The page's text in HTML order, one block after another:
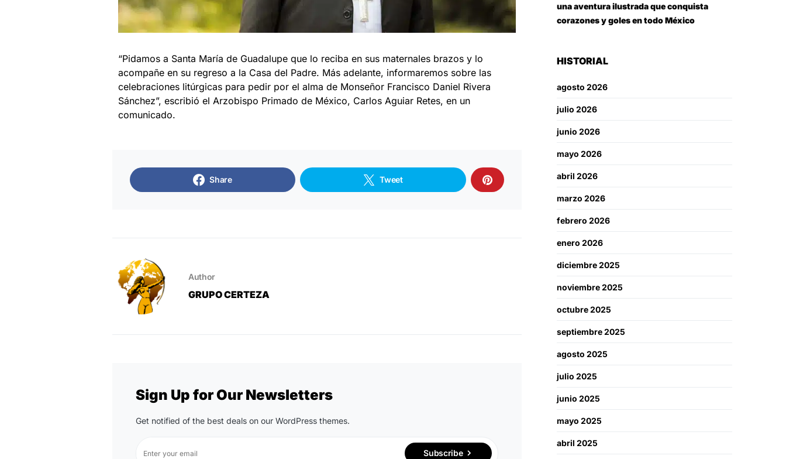
“Pidamos a Santa María de Guadalupe que lo reciba en sus maternales brazos y lo
acompañe en su regreso a la Casa del Padre. Más adelante, informaremos sobre las
celebraciones litúrgicas para pedir por el alma de Monseñor Francisco Daniel Rivera
Sánchez”, escribió el Arzobispo Primado de México, Carlos Aguiar Retes, en un
comunicado.
Share Tweet
Author
GRUPO CERTEZA
Sign Up for Our Newsletters
Get notified of the best deals on our WordPress themes.
Subscribe
una aventura ilustrada que conquista
corazones y goles en todo México
HISTORIAL
agosto 2026
julio 2026
junio 2026
mayo 2026
abril 2026
marzo 2026
febrero 2026
enero 2026
diciembre 2025
noviembre 2025
octubre 2025
septiembre 2025
agosto 2025
julio 2025
junio 2025
mayo 2025
abril 2025